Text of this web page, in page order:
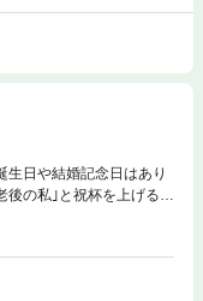
日や結婚記念日はあり
の私｣と祝杯を上げる3
婚記念日を祝い続けて
同僚、友人知人、恋人
にきっと思い当たる人物
る29巻!